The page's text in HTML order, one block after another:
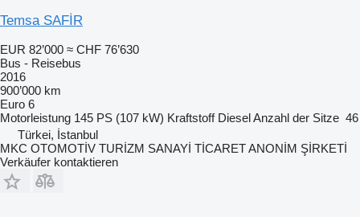
Temsa SAFİR
EUR 82’000 ≈ CHF 76’630
Bus - Reisebus
2016
900’000 km
Euro 6
Motorleistung 145 PS (107 kW) Kraftstoff DieselAnzahl der Sitze 46
Türkei, İstanbul
MKC OTOMOTİV TURİZM SANAYİ TİCARET ANONİM ŞİRKETİ
Verkäufer kontaktieren